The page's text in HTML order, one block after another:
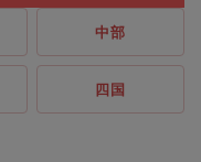
中部
四国